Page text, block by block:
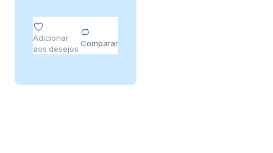
Adicionar
aos desejos
Comparar